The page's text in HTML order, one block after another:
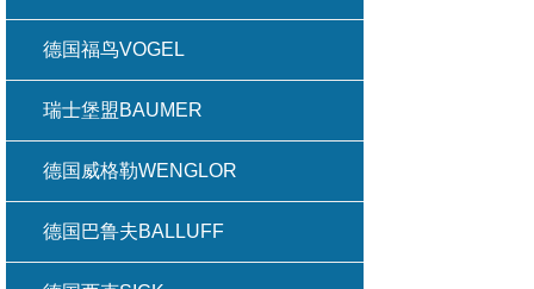
德国福鸟VOGEL
瑞士堡盟BAUMER
德国威格勒WENGLOR
德国巴鲁夫BALLUFF